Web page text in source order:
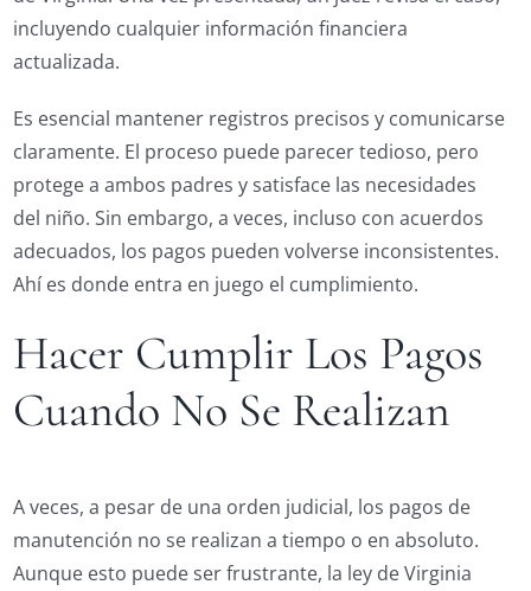
incluyendo cualquier información financiera
actualizada.
Es esencial mantener registros precisos y comunicarse
claramente. El proceso puede parecer tedioso, pero
protege a ambos padres y satisface las necesidades
del niño. Sin embargo, a veces, incluso con acuerdos
adecuados, los pagos pueden volverse inconsistentes.
Ahí es donde entra en juego el cumplimiento.
Hacer Cumplir Los Pagos
Cuando No Se Realizan
A veces, a pesar de una orden judicial, los pagos de
manutención no se realizan a tiempo o en absoluto.
Aunque esto puede ser frustrante, la ley de Virginia